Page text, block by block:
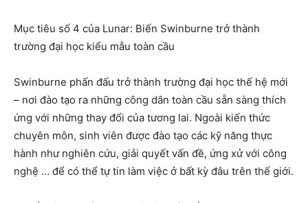
Mục tiêu số 4 của Lunar: Biến Swinburne trở thành
trường đại học kiểu mẫu toàn cầu
Swinburne phấn đấu trở thành trường đại học thế hệ mới
– nơi đào tạo ra những công dân toàn cầu sẵn sàng thích
ứng với những thay đổi của tương lai. Ngoài kiến ​​thức
chuyên môn, sinh viên được đào tạo các kỹ năng thực
hành như nghiên cứu, giải quyết vấn đề, ứng xử với công
nghệ … để có thể tự tin làm việc ở bất kỳ đâu trên thế giới.